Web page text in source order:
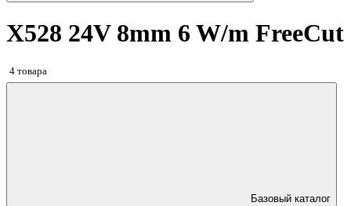
X528 24V 8mm 6 W/m FreeCut
4 товара
Базовый каталог